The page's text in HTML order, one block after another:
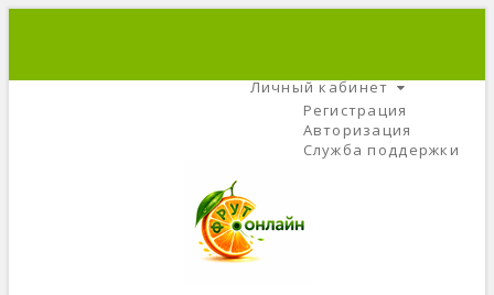
Личный кабинет
Регистрация
Авторизация
Служба поддержки